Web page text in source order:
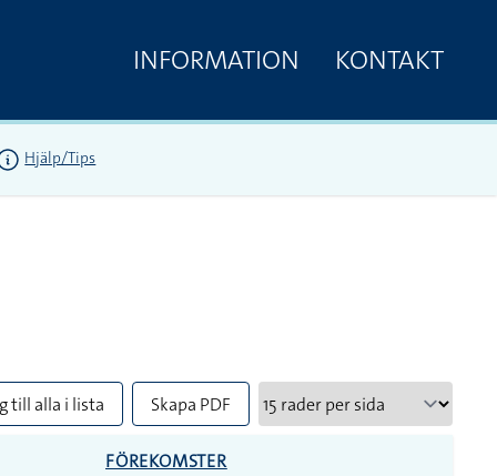
INFORMATION KONTAKT
Hjälp/Tips
till alla i lista Skapa PDF
FÖREKOMSTER